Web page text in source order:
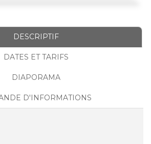
DESCRIPTIF
DATES ET TARIFS
DIAPORAMA
D'INFORMATIONS